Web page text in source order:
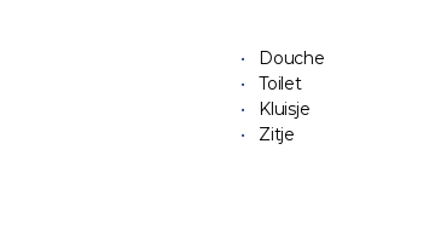
Douche
Toilet
Kluisje
Zitje